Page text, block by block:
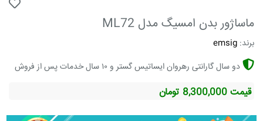
ماساژور بدن امسیگ مدل ML72
برند: emsig
دو سال گارانتی رهروان ایساتیس گستر و ۱۰ سال خدمات پس از فروش
قیمت 8,300,000 تومان